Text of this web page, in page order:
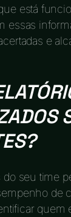
está
essas
e
do seu time
de
quem